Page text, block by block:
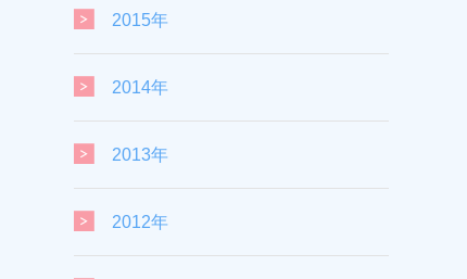
2015年
2014年
2013年
2012年